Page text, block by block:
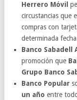
Herrero Móvil
circustancias que
compras con
determinada
Banco Sabadell
promoción que
Grupo Banco
Banco Popular
un año entre